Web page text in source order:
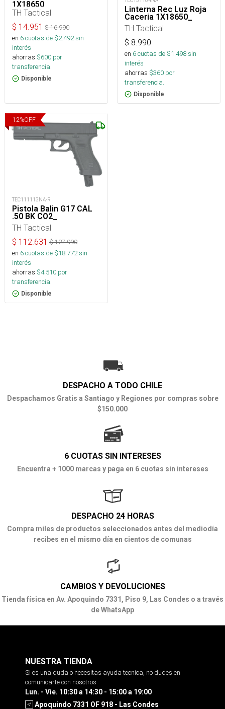
1X18650_
TH Tactical
$ 14.951 $16.990
en 6cuotas de $2.492sin
interés
ahorras $600 por
transferencia.
Disponible
Linterna Rec Luz Roja
Caceria 1X18650_
TH Tactical
$ 8.990
en 6cuotas de $1.498sin
interés
ahorras $360 por
transferencia.
Disponible
12%OFF
TEC111113NA-R
Pistola Balin G17 CAL
.50 BK CO2_
TH Tactical
$ 112.631 $127.990
en 6cuotas de $18.772sin
interés
ahorras $4.510 por
transferencia.
Disponible
DESPACHO A TODO CHILE
Despachamos Gratis a Santiago y Regiones por compras sobre
$150.000
6 CUOTAS SIN INTERESES
Encuentra + 1000 marcas y paga en 6 cuotas sin intereses
DESPACHO 24 HORAS
Compra miles de productos seleccionados antes del mediodía
recibes en el mismo día en cientos de comunas
CAMBIOS Y DEVOLUCIONES
Tienda física en Av. Apoquindo 7331, Piso 9, Las Condes o a través
de WhatsApp
NUESTRA TIENDA
Si es una duda o necesitas ayuda tecnica, no dudes en
comunicarte con nosotros
Lun. - Vie. 10:30 a 14:30 - 15:00 a 19:00
Apoquindo 7331 OF 918 - Las Condes